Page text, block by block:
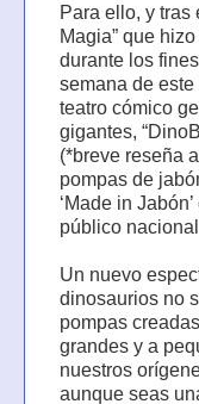
Para ello, y tras
Magia” que
durante los
semana de
teatro cómico
gigantes,
(*breve reseña
pompas de
‘Made in
público
Un nuevo
dinosaurios no
pompas
grandes y a
nuestros
aunque seas